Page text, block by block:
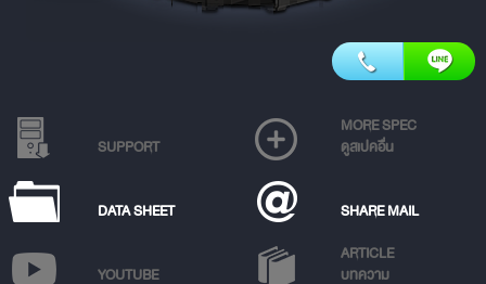
SUPPORT
MORE SPEC
ดูสเปคอื่น
DATA SHEET SHARE MAIL
YOUTUBE
ARTICLE
บทความ